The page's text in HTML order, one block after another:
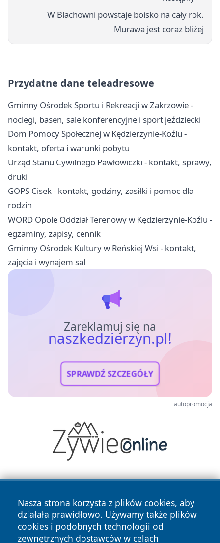
W Blachowni powstaje boisko na cały rok.
Murawa jest coraz bliżej
Przydatne dane teleadresowe
Gminny Ośrodek Sportu i Rekreacji w Zakrzowie -
noclegi, basen, sale konferencyjne i sport jeździecki
Dom Pomocy Społecznej w Kędzierzynie-Koźlu -
kontakt, oferta i warunki pobytu
Urząd Stanu Cywilnego Pawłowiczki - kontakt, sprawy,
druki
GOPS Cisek - kontakt, godziny, zasiłki i pomoc dla
rodzin
WORD Opole Oddział Terenowy w Kędzierzynie-Koźlu -
egzaminy, zapisy, cennik
Gminny Ośrodek Kultury w Reńskiej Wsi - kontakt,
zajęcia i wynajem sal
Zareklamuj się na
naszkedzierzyn.pl!
SPRAWDŹ SZCZEGÓŁY
autopromocja
Nasza strona korzysta z plików cookies, aby
działała prawidłowo. Używamy także plików
cookies i podobnych technologii od
zewnętrznych dostawców w celach